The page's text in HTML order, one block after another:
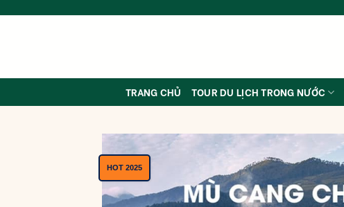
TRANG CHỦ TOUR DU LỊCH TRONG NƯỚC
HOT 2025